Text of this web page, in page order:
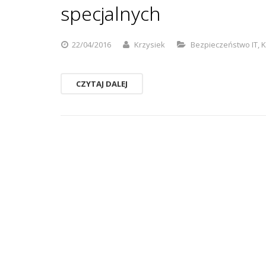
specjalnych
22/04/2016 Krzysiek Bezpieczeństwo IT,
CZYTAJ DALEJ